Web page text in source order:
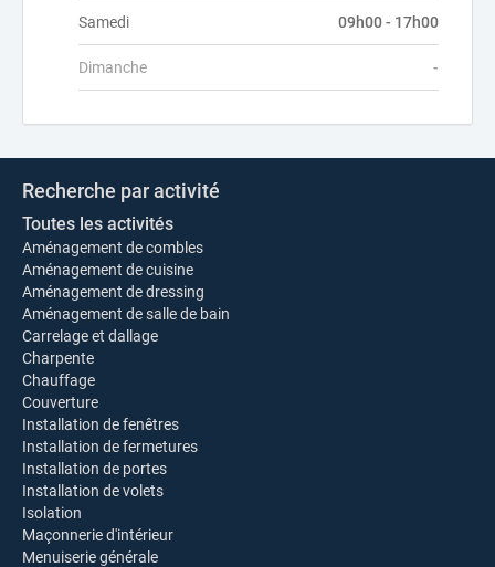
Samedi 09h00 - 17h00
Dimanche -
Recherche par activité
Toutes les activités
Aménagement de combles
Aménagement de cuisine
Aménagement de dressing
Aménagement de salle de bain
Carrelage et dallage
Charpente
Chauffage
Couverture
Installation de fenêtres
Installation de fermetures
Installation de portes
Installation de volets
Isolation
Maçonnerie d'intérieur
Menuiserie générale